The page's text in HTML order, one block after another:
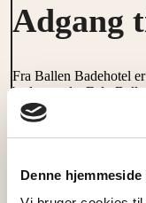
Denne
Adgang
Fra Ballen Badehotel
badestrande. Følg
Stranden ligger til højre